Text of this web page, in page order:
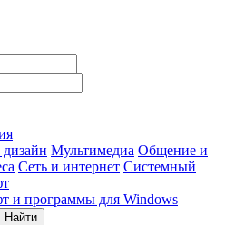
Мультимедиа Общение и
Сеть и интернет Системный
и программы для Windows
Найти